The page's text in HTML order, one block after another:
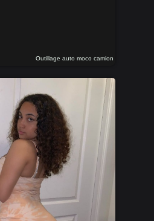
Outillage auto moco camion